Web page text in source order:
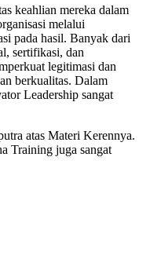
keahlian mereka dalam
melalui
pada hasil. Banyak dari
sertifikasi, dan
legitimasi dan
berkualitas. Dalam
Leadership sangat
atas Materi Kerennya.
Training juga sangat